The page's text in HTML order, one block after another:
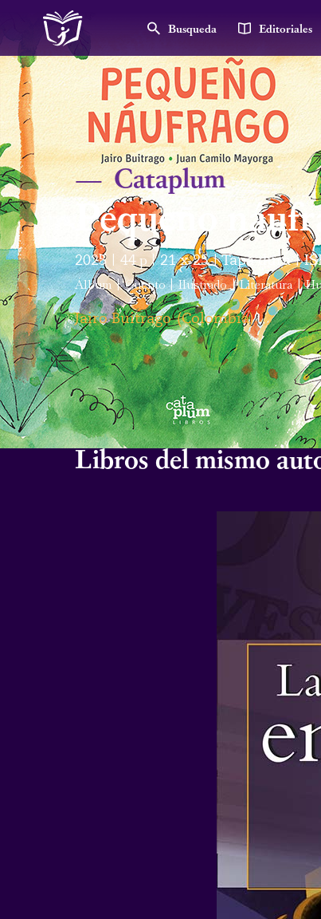
Busqueda Editoriales
— Cataplum
Pequeño
2025 44p | 21 x 25 | Tapa dura |
Álbum | Cuento | Ilustrado | Literatura |
Jairo Buitrago (Colombia)
Libros del mismo